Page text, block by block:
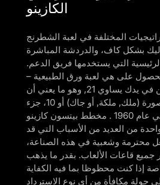
الكازينو
المختلفة في لعبة الشطرنج
إليك بشكل كاف، والدردشة المباشرة
التي يستخدمها فريق الدعم.
على هي لعبة ورق الطبيعية –
وهذا هو عندما ورقتين في يدك يساوي 21, وهو ما يعني أن
لديك الآس وبطاقة صورة (ملك, ملكة, أو جاك) أو 10، جزء
من الحنين إلى الماضي عام 1960 . مخطط بيتسون كازينو
من العديد من الأسباب التي قد
محترمة وشعبية في هذه الصناعة،
جميع قاعات الألعاب. بقدر ما يذهب
إذا كنت محظوظا بما فيه الكفاية